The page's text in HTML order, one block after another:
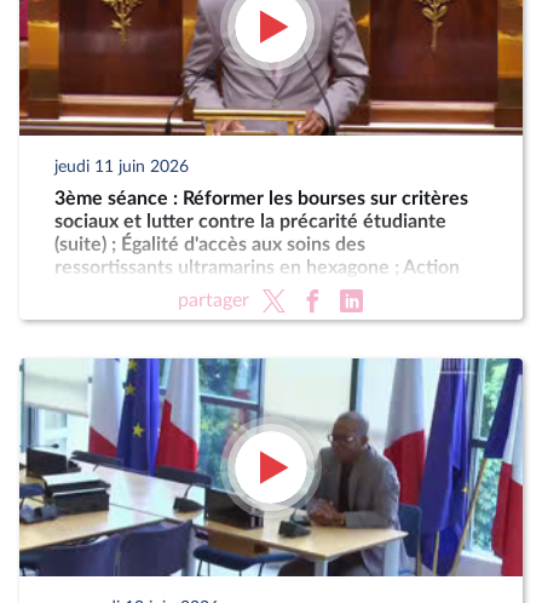
jeudi 11 juin 2026
3ème séance : Réformer les bourses sur critères
sociaux et lutter contre la précarité étudiante
(suite) ; Égalité d'accès aux soins des
ressortissants ultramarins en hexagone ; Action
résolue de la France contre le blocus imposé au
partager